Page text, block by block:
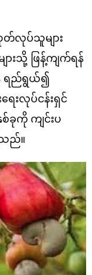
လုပ်သူများ
းသို့ ဖြန့်ကျက်ရန်
ရည်ရွယ်၍
ေးလုပ်ငန်းရှင်
ခုကို ကျင်းပ
သည်။